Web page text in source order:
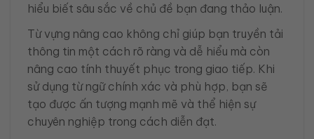
hiểu biết sâu sắc về chủ đề bạn đang thảo luận.
Từ vựng nâng cao không chỉ giúp bạn truyền tải
thông tin một cách rõ ràng và dễ hiểu mà còn
nâng cao tính thuyết phục trong giao tiếp. Khi
sử dụng từ ngữ chính xác và phù hợp, bạn sẽ
tạo được ấn tượng mạnh mẽ và thể hiện sự
chuyên nghiệp trong cách diễn đạt.